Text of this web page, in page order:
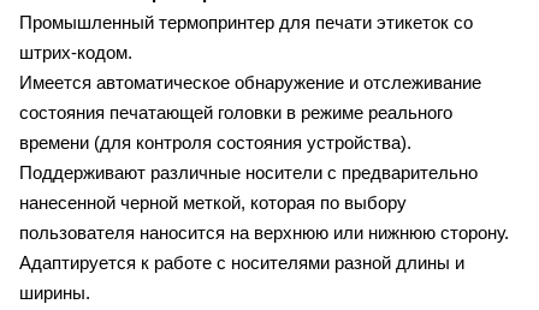
Промышленный термопринтер для печати этикеток со
штрих-кодом.
Имеется автоматическое обнаружение и отслеживание
состояния печатающей головки в режиме реального
времени (для контроля состояния устройства).
Поддерживают различные носители с предварительно
нанесенной черной меткой, которая по выбору
пользователя наносится на верхнюю или нижнюю сторону.
Адаптируется к работе с носителями разной длины и
ширины.